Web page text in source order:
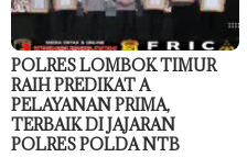
POLRES LOMBOK TIMUR
RAIH PREDIKAT A
PELAYANAN PRIMA,
TERBAIK DI JAJARAN
POLRES POLDA NTB